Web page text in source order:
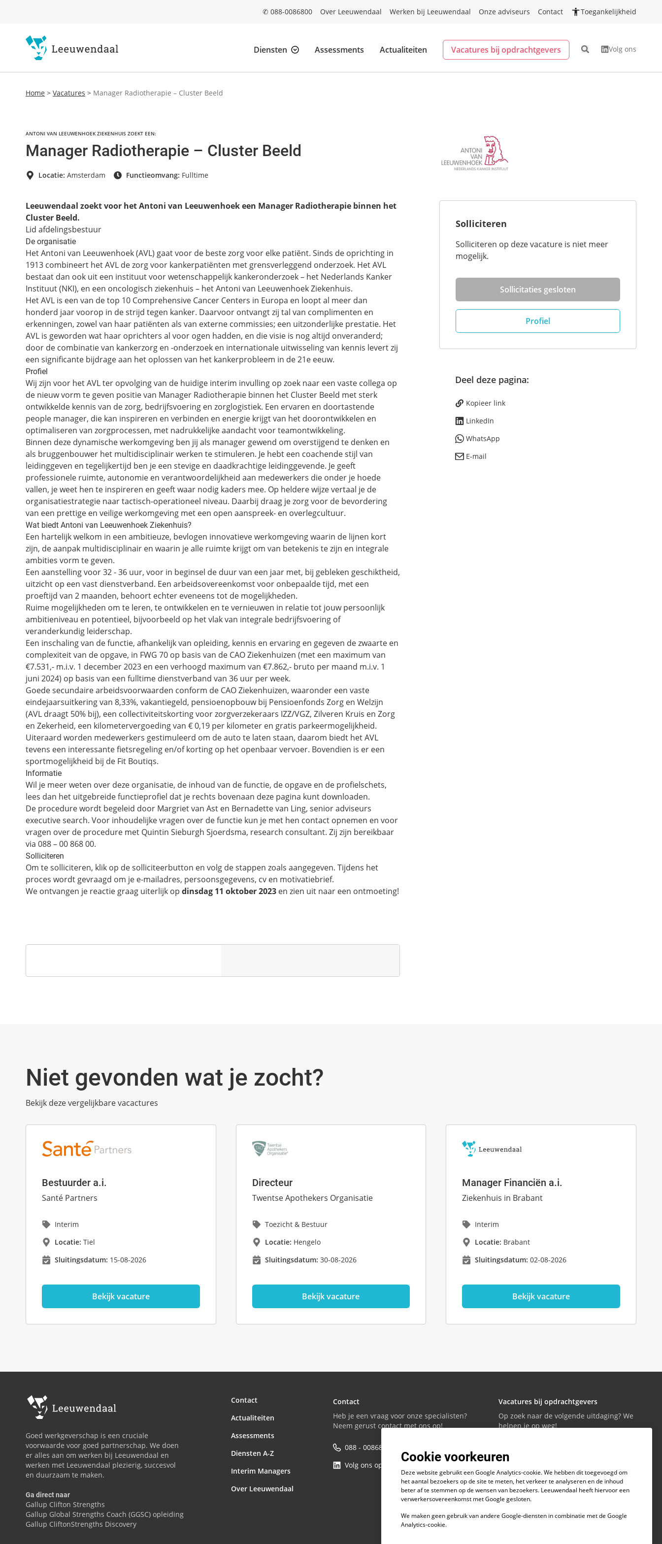
✆ 088-0086800 Over Leeuwendaal Werken bij Leeuwendaal Onze adviseurs Contact Toegankelijkheid
Diensten Assessments Actualiteiten Vacatures bij opdrachtgevers Volg ons
Home > Vacatures > Manager Radiotherapie – Cluster Beeld
ANTONI VAN LEEUWENHOEK ZIEKENHUIS ZOEKT EEN:
Manager Radiotherapie – Cluster Beeld
Locatie: Amsterdam Functieomvang: Fulltime
Leeuwendaal zoekt voor het Antoni van Leeuwenhoek een Manager Radiotherapie binnen het
Cluster Beeld.
Lid afdelingsbestuur
De organisatie
Het Antoni van Leeuwenhoek (AVL) gaat voor de beste zorg voor elke patiënt. Sinds de oprichting in
1913 combineert het AVL de zorg voor kankerpatiënten met grensverleggend onderzoek. Het AVL
bestaat dan ook uit een instituut voor wetenschappelijk kankeronderzoek – het Nederlands Kanker
Instituut (NKI), en een oncologisch ziekenhuis – het Antoni van Leeuwenhoek Ziekenhuis.
Het AVL is een van de top 10 Comprehensive Cancer Centers in Europa en loopt al meer dan
honderd jaar voorop in de strijd tegen kanker. Daarvoor ontvangt zij tal van complimenten en
erkenningen, zowel van haar patiënten als van externe commissies; een uitzonderlijke prestatie. Het
AVL is geworden wat haar oprichters al voor ogen hadden, en die visie is nog altijd onveranderd;
door de combinatie van kankerzorg en -onderzoek en internationale uitwisseling van kennis levert zij
een significante bijdrage aan het oplossen van het kankerprobleem in de 21e eeuw.
Profiel
Wij zijn voor het AVL ter opvolging van de huidige interim invulling op zoek naar een vaste collega op
de nieuw vorm te geven positie van Manager Radiotherapie binnen het Cluster Beeld met sterk
ontwikkelde kennis van de zorg, bedrijfsvoering en zorglogistiek. Een ervaren en doortastende
people manager, die kan inspireren en verbinden en energie krijgt van het doorontwikkelen en
optimaliseren van zorgprocessen, met nadrukkelijke aandacht voor teamontwikkeling.
Binnen deze dynamische werkomgeving ben jij als manager gewend om overstijgend te denken en
als bruggenbouwer het multidisciplinair werken te stimuleren. Je hebt een coachende stijl van
leidinggeven en tegelijkertijd ben je een stevige en daadkrachtige leidinggevende. Je geeft
professionele ruimte, autonomie en verantwoordelijkheid aan medewerkers die onder je hoede
vallen, je weet hen te inspireren en geeft waar nodig kaders mee. Op heldere wijze vertaal je de
organisatiestrategie naar tactisch-operationeel niveau. Daarbij draag je zorg voor de bevordering
van een prettige en veilige werkomgeving met een open aanspreek- en overlegcultuur.
Wat biedt Antoni van Leeuwenhoek Ziekenhuis?
Een hartelijk welkom in een ambitieuze, bevlogen innovatieve werkomgeving waarin de lijnen kort
zijn, de aanpak multidisciplinair en waarin je alle ruimte krijgt om van betekenis te zijn en integrale
ambities vorm te geven.
Een aanstelling voor 32 - 36 uur, voor in beginsel de duur van een jaar met, bij gebleken geschiktheid,
uitzicht op een vast dienstverband. Een arbeidsovereenkomst voor onbepaalde tijd, met een
proeftijd van 2 maanden, behoort echter eveneens tot de mogelijkheden.
Ruime mogelijkheden om te leren, te ontwikkelen en te vernieuwen in relatie tot jouw persoonlijk
ambitieniveau en potentieel, bijvoorbeeld op het vlak van integrale bedrijfsvoering of
veranderkundig leiderschap.
Een inschaling van de functie, afhankelijk van opleiding, kennis en ervaring en gegeven de zwaarte en
complexiteit van de opgave, in FWG 70 op basis van de CAO Ziekenhuizen (met een maximum van
€7.531,- m.i.v. 1 december 2023 en een verhoogd maximum van €7.862,- bruto per maand m.i.v. 1
juni 2024) op basis van een fulltime dienstverband van 36 uur per week.
Goede secundaire arbeidsvoorwaarden conform de CAO Ziekenhuizen, waaronder een vaste
eindejaarsuitkering van 8,33%, vakantiegeld, pensioenopbouw bij Pensioenfonds Zorg en Welzijn
(AVL draagt 50% bij), een collectiviteitskorting voor zorgverzekeraars IZZ/VGZ, Zilveren Kruis en Zorg
en Zekerheid, een kilometervergoeding van € 0,19 per kilometer en gratis parkeermogelijkheid.
Uiteraard worden medewerkers gestimuleerd om de auto te laten staan, daarom biedt het AVL
tevens een interessante fietsregeling en/of korting op het openbaar vervoer. Bovendien is er een
sportmogelijkheid bij de Fit Boutiqs.
Informatie
Wil je meer weten over deze organisatie, de inhoud van de functie, de opgave en de profielschets,
lees dan het uitgebreide functieprofiel dat je rechts bovenaan deze pagina kunt downloaden.
De procedure wordt begeleid door Margriet van Ast en Bernadette van Ling, senior adviseurs
executive search. Voor inhoudelijke vragen over de functie kun je met hen contact opnemen en voor
vragen over de procedure met Quintin Sieburgh Sjoerdsma, research consultant. Zij zijn bereikbaar
via 088 – 00 868 00.
Solliciteren
Om te solliciteren, klik op de solliciteerbutton en volg de stappen zoals aangegeven. Tijdens het
proces wordt gevraagd om je e-mailadres, persoonsgegevens, cv en motivatiebrief.
We ontvangen je reactie graag uiterlijk op dinsdag 11 oktober 2023 en zien uit naar een ontmoeting!
Solliciteren
Solliciteren op deze vacature is niet meer
mogelijk.
Sollicitaties gesloten
Profiel
Deel deze pagina:
Kopieer link
LinkedIn
WhatsApp
E-mail
Niet gevonden wat je zocht?
Bekijk deze vergelijkbare vacactures
Bestuurder a.i.
Santé Partners
Interim
Locatie: Tiel
Sluitingsdatum: 15-08-2026
Bekijk vacature
Directeur
Twentse Apothekers Organisatie
Toezicht & Bestuur
Locatie: Hengelo
Sluitingsdatum: 30-08-2026
Bekijk vacature
Manager Financiën a.i.
Ziekenhuis in Brabant
Interim
Locatie: Brabant
Sluitingsdatum: 02-08-2026
Bekijk vacature
Goed werkgeverschap is een cruciale
voorwaarde voor goed partnerschap. We doen
er alles aan om werken bij Leeuwendaal en
werken met Leeuwendaal plezierig, succesvol
en duurzaam te maken.
Ga direct naar
Gallup Clifton Strengths
Gallup Global Strengths Coach (GGSC) opleiding
Gallup CliftonStrengths Discovery
Contact
Actualiteiten
Assessments
Diensten A-Z
Interim Managers
Over Leeuwendaal
Contact
Heb je een vraag voor onze specialisten?
Neem gerust contact met ons op!
088 - 0086800
Volg ons op LinkedIn
Vacatures bij opdrachtgevers
Op zoek naar de volgende uitdaging? We
helpen je op weg!
Vacatures bekijken
Cookie voorkeuren
Deze website gebruikt een Google Analytics-cookie. We hebben dit toegevoegd om
het aantal bezoekers op de site te meten, het verkeer te analyseren en de inhoud
beter af te stemmen op de wensen van bezoekers. Leeuwendaal heeft hiervoor een
verwerkersovereenkomst met Google gesloten.
We maken geen gebruik van andere Google-diensten in combinatie met de Google
Analytics-cookie.